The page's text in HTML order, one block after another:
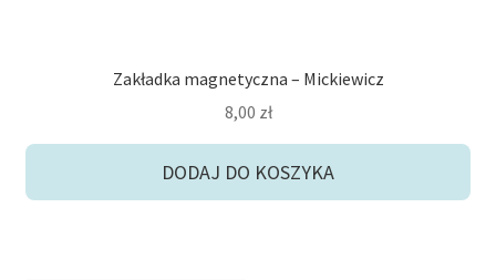
Zakładka magnetyczna – Mickiewicz
8,00 zł
DODAJ DO KOSZYKA